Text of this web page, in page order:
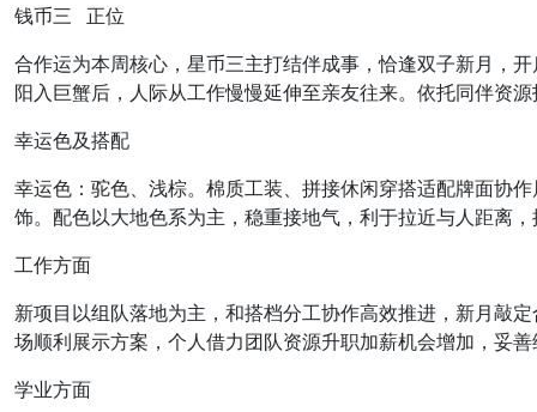
钱币三 正位
合作运为本周核心，星币三主打结伴成事，恰逢双子新月，
阳入巨蟹后，人际从工作慢慢延伸至亲友往来。依托同伴资
幸运色及搭配
幸运色：驼色、浅棕。棉质工装、拼接休闲穿搭适配牌面协
饰。配色以大地色系为主，稳重接地气，利于拉近与人距离
工作方面
新项目以组队落地为主，和搭档分工协作高效推进，新月敲
场顺利展示方案，个人借力团队资源升职加薪机会增加，妥
学业方面